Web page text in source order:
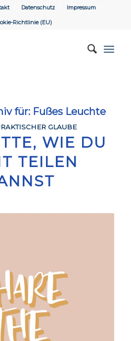
Datenschutz Impressum
Richtlinie (EU)
für: Fußes Leuchte
GLAUBE
WIE DU
TEILEN